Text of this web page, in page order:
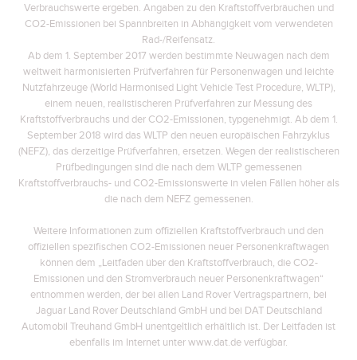
Verbrauchswerte ergeben. Angaben zu den Kraftstoffverbräuchen und
CO2-Emissionen bei Spannbreiten in Abhängigkeit vom verwendeten
Rad-/Reifensatz.
Ab dem 1. September 2017 werden bestimmte Neuwagen nach dem
weltweit harmonisierten Prüfverfahren für Personenwagen und leichte
Nutzfahrzeuge (World Harmonised Light Vehicle Test Procedure, WLTP),
einem neuen, realistischeren Prüfverfahren zur Messung des
Kraftstoffverbrauchs und der CO2-Emissionen, typgenehmigt. Ab dem 1.
September 2018 wird das WLTP den neuen europäischen Fahrzyklus
(NEFZ), das derzeitige Prüfverfahren, ersetzen. Wegen der realistischeren
Prüfbedingungen sind die nach dem WLTP gemessenen
Kraftstoffverbrauchs- und CO2-Emissionswerte in vielen Fällen höher als
die nach dem NEFZ gemessenen.
Weitere Informationen zum offiziellen Kraftstoffverbrauch und den
offiziellen spezifischen CO2-Emissionen neuer Personenkraftwagen
können dem „Leitfaden über den Kraftstoffverbrauch, die CO2-
Emissionen und den Stromverbrauch neuer Personenkraftwagen“
entnommen werden, der bei allen Land Rover Vertragspartnern, bei
Jaguar Land Rover Deutschland GmbH und bei DAT Deutschland
Automobil Treuhand GmbH unentgeltlich erhältlich ist. Der Leitfaden ist
ebenfalls im Internet unter www.dat.de verfügbar.